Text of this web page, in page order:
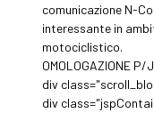
comunicazione N-
interessante in
motociclistico.
OMOLOGAZIONE P/J
div
div